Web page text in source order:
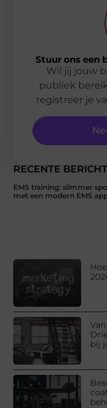
RECENTE
EMS training: slimmer
met een modern EMS
bij
Stuur ons een
Wil jij jouw
publiek
registreer je